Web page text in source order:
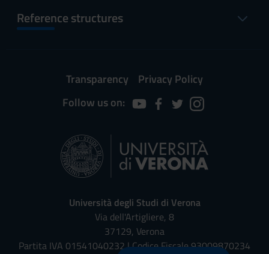
Reference structures
Transparency
Privacy Policy
Follow us on:
Università degli Studi di Verona
Via dell'Artigliere, 8
37129, Verona
Partita IVA 01541040232 | Codice Fiscale 93009870234